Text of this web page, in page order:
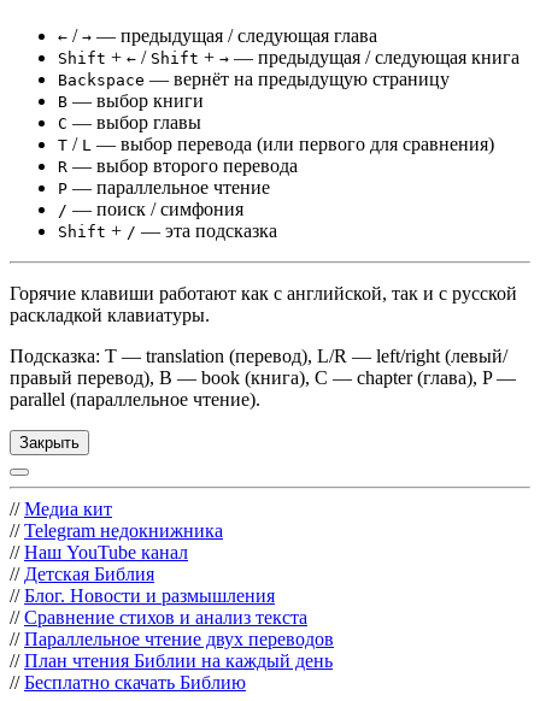
← / → — предыдущая / следующая глава
Shift + ← / Shift + → — предыдущая / следующая книга
Backspace — вернёт на предыдущую страницу
B — выбор книги
C — выбор главы
T / L — выбор перевода (или первого для сравнения)
R — выбор второго перевода
P — параллельное чтение
/ — поиск / симфония
Shift + / — эта подсказка
Горячие клавиши работают как с английской, так и с русской
раскладкой клавиатуры.
Подсказка: T — translation (перевод), L/R — left/right (левый/
правый перевод), B — book (книга), C — chapter (глава), P —
parallel (параллельное чтение).
Закрыть
// Медиа кит
// Telegram недокнижника
// Наш YouTube канал
// Детская Библия
// Блог. Новости и размышления
// Сравнение стихов и анализ текста
// Параллельное чтение двух переводов
// План чтения Библии на каждый день
// Бесплатно скачать Библию